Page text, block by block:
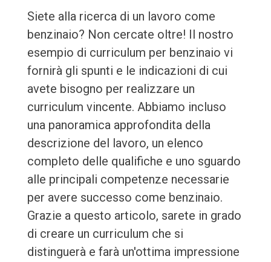
Siete alla ricerca di un lavoro come
benzinaio? Non cercate oltre! Il nostro
esempio di curriculum per benzinaio vi
fornirà gli spunti e le indicazioni di cui
avete bisogno per realizzare un
curriculum vincente. Abbiamo incluso
una panoramica approfondita della
descrizione del lavoro, un elenco
completo delle qualifiche e uno sguardo
alle principali competenze necessarie
per avere successo come benzinaio.
Grazie a questo articolo, sarete in grado
di creare un curriculum che si
distinguerà e farà un'ottima impressione